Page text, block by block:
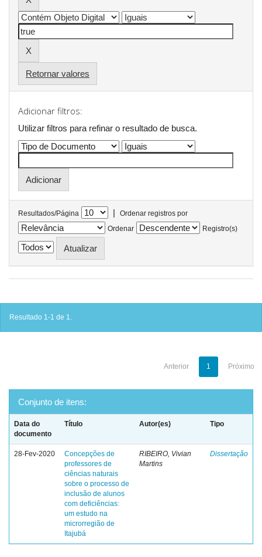
Retornar valores
Adicionar filtros:
Utilizar filtros para refinar o resultado de busca.
Resultados/Página |
Ordenar registros por
Ordenar
Registro(s)
Resultado 1-1 de 1.
Anterior 1 Próximo
Conjunto de itens:
Data do
documento
Título Autor(es) Tipo
28-Fev-2020
Concepções de
professores de
ciências naturais
sobre o processo de
inclusão de alunos
com deficiências:
um estudo na
microrregião de
Itajubá
RIBEIRO, Vivian
Martins
Dissertação